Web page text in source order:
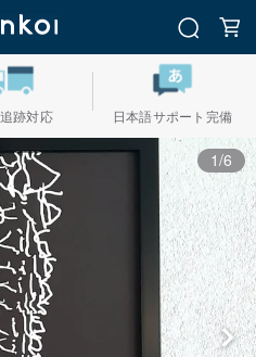
跡対応 日本語サポート完備
1/6